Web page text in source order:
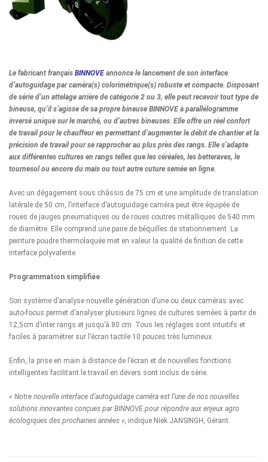
Le fabricant français BINNOVE annonce le lancement de son interface
d’autoguidage par caméra(s) colorimétrique(s) robuste et compacte. Disposant
de série d’un attelage arrière de catégorie 2 ou 3, elle peut recevoir tout type de
bineuse, qu’il s’agisse de sa propre bineuse BINNOVE à parallélogramme
inversé unique sur le marché, ou d’autres bineuses. Elle offre un réel confort
de travail pour le chauffeur en permettant d’augmenter le débit de chantier et la
précision de travail pour se rapprocher au plus près des rangs. Elle s’adapte
aux différentes cultures en rangs telles que les céréales, les betteraves, le
tournesol ou encore du maïs ou tout autre cuture semée en ligne.
Avec un dégagement sous châssis de 75 cm et une amplitude de translation
latérale de 50 cm, l’interface d’autoguidage caméra peut être équipée de
roues de jauges pneumatiques ou de roues coutres métalliques de 540 mm
de diamètre. Elle comprend une paire de béquilles de stationnement. La
peinture poudre thermolaquée met en valeur la qualité de finition de cette
interface polyvalente.
Programmation simplifiée
Son système d’analyse nouvelle génération d’une ou deux caméras avec
auto-focus permet d’analyser plusieurs lignes de cultures semées à partir de
12,5cm d’inter rangs et jusqu’à 80 cm. Tous les réglages sont intuitifs et
faciles à paramétrer sur l’écran tactile 10 pouces très lumineux.
Enfin, la prise en main à distance de l’écran et de nouvelles fonctions
intelligentes facilitant le travail en dévers sont inclus de série.
« Notre nouvelle interface d’autoguidage caméra est l’une de nos nouvelles
solutions innovantes conçues par BINNOVE pour répondre aux enjeux agro
écologiques des prochaines années », indique Niek JANSINGH, Gérant.